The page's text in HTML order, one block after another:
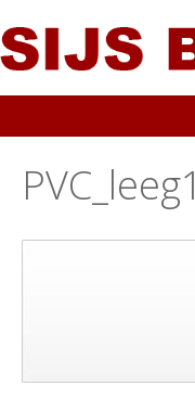
PVC_leeg1